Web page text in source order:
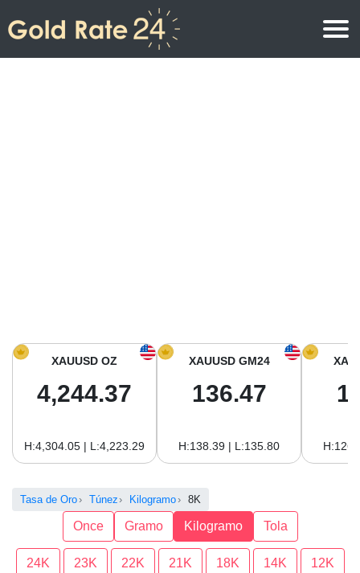
Precio del Oro hoy en América del sur
XAUUSD OZ
4,244.37
H:4,304.05 | L:4,223.29
XAUUSD GM24
136.47
H:138.39 | L:135.80
Tasa de Oro Túnez Kilogramo 8K
Once Gramo Kilogramo Tola
24K 23K 22K 21K 18K 14K 12K